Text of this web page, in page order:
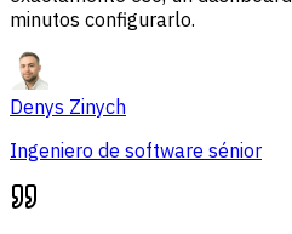
minutos configurarlo.
Denys Zinych
Ingeniero de software sénior